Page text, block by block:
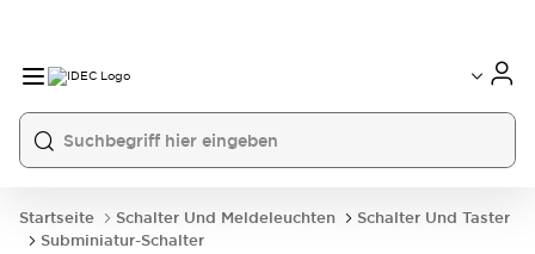
Startseite Schalter Und Meldeleuchten
Schalter Und Taster
Subminiatur-Schalter